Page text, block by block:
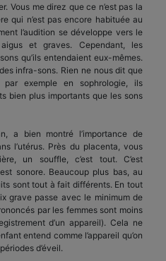
Vous me direz que ce n’est pas la
qui n’est pas encore habituée au
l’audition se développe vers le
et graves. Cependant, les
qu’ils entendaient eux-mêmes.
infra-sons. Rien ne nous dit que
exemple en sophrologie, ils
bien plus importants que les sons
a bien montré l’importance de
l’utérus. Près du placenta, vous
un souffle, c’est tout. C’est
sonore. Beaucoup plus bas, au
sont tout à fait différents. En tout
grave passe avec le minimum de
par les femmes sont moins
d’un appareil). Cela ne
entend comme l’appareil qu’on
d’éveil.